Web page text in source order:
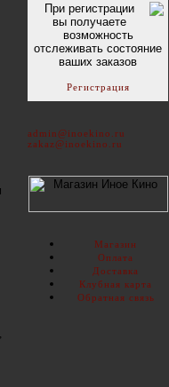
При регистрации
вы получаете
возможность
отслеживать состояние
ваших заказов
Регистрация
admin@inoekino.ru
zakaz@inoekino.ru
Магазин
Оплата
Доставка
Клубная карта
Обратная связь